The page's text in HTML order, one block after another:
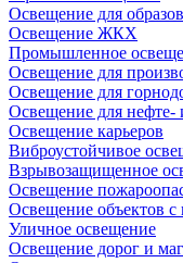
Освещение для
Освещение ЖКХ
Промышленное
Освещение для
Освещение для
Освещение для нефте-
Освещение карьеров
Виброустойчивое
Взрывозащищенное
Освещение
Освещение объектов
Уличное освещение
Освещение дорог и